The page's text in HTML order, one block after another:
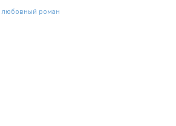
любовный роман